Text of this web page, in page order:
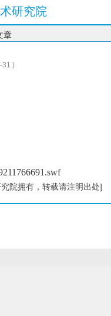
研究院
章
31 )
院拥有，转载请注明出处]